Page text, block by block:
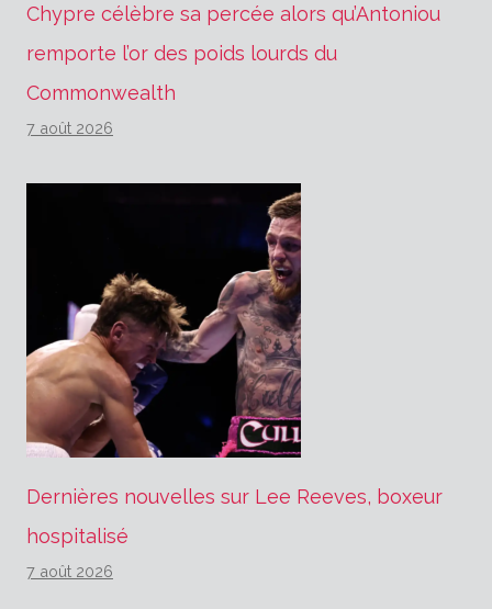
Chypre célèbre sa percée alors qu’Antoniou
remporte l’or des poids lourds du
Commonwealth
7 août 2026
Dernières nouvelles sur Lee Reeves, boxeur
hospitalisé
7 août 2026